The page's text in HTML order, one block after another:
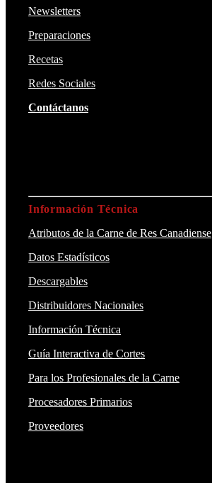
Newsletters
Preparaciones
Recetas
Redes Sociales
Contáctanos
Información Técnica
Atributos de la Carne de Res Canadiense
Datos Estadísticos
Descargables
Distribuidores Nacionales
Información Técnica
Guía Interactiva de Cortes
Para los Profesionales de la Carne
Procesadores Primarios
Proveedores